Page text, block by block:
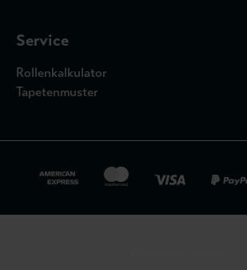
Service
Rollenkalkulator
Tapetenmuster